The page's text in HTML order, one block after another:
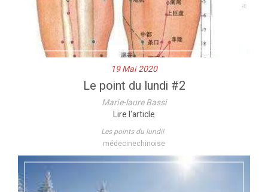
19 Mai 2020
Le point du lundi #2
Marie-laure Bassi
Lire l'article
Les points du lundi!
médecinechinoise